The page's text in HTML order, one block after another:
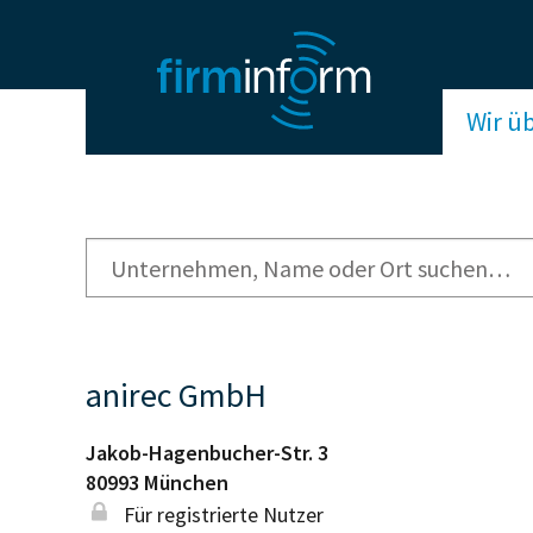
Wir
anirec GmbH
Jakob-Hagenbucher-Str. 3
80993 München
Für registrierte Nutzer